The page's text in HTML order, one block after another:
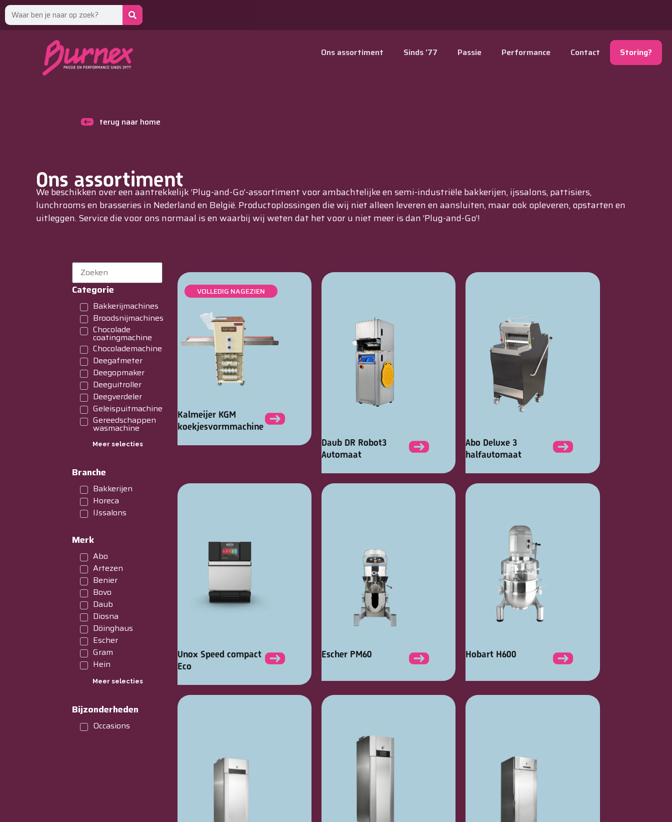
Ons assortiment Sinds ’77 Passie Performance Contact Storing?
terug naar home
Ons assortiment
We beschikken over een aantrekkelijk ‘Plug-and-Go’-assortiment voor ambachtelijke en semi-industriële bakkerijen, ijssalons, pattisiers,
lunchrooms en brasseries in Nederland en België. Productoplossingen die wij niet alleen leveren en aansluiten, maar ook opleveren, opstarten en
uitleggen. Service die voor ons normaal is en waarbij wij weten dat het voor u niet meer is dan ‘Plug-and-Go’!
Categorie
Bakkerijmachines
Broodsnijmachines
Chocolade
coatingmachine
Chocolademachine
Deegafmeter
Deegopmaker
Deeguitroller
Deegverdeler
Geleispuitmachine
Gereedschappen
wasmachine
Meer selecties
Branche
Bakkerijen
Horeca
IJssalons
Merk
Abo
Artezen
Benier
Bovo
Daub
Diosna
Döinghaus
Escher
Gram
Hein
Meer selecties
Bijzonderheden
Occasions
VOLLEDIG NAGEZIEN
Kalmeijer KGM
koekjesvormmachine
Daub DR Robot3
Automaat
Abo Deluxe 3
halfautomaat
Unox Speed compact
Eco
Escher PM60 Hobart H600